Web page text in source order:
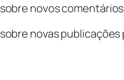
novos
novas publicações